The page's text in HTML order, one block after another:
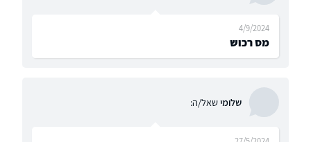
מס רכוש
4/9/2024
שלומישאל/ה: